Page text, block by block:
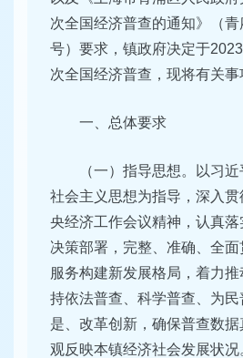
次全国经济普查的通知》（
号）要求，镇政府决定于
次全国经济普查，现将有关事
一、总体要求
（一）指导思想。以习
社会主义思想为指导，深入
央经济工作会议精神，认真
决策部署，完整、准确、全面
服务构建新发展格局，着力
持依法普查、科学普查、为
是、改革创新，确保普查数
观反映本镇经济社会发展状况